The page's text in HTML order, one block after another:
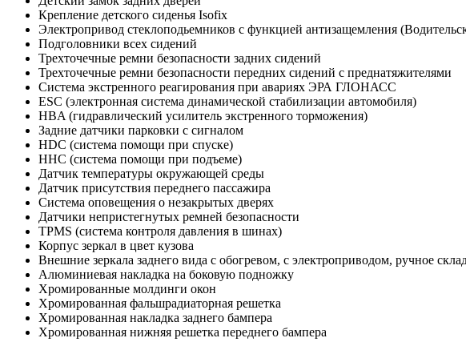
Крепление детского сиденья Isofix
Электропривод стеклоподьемников с функцией антизащемления
Подголовники всех сидений
Трехточечные ремни безопасности задних сидений
Трехточечные ремни безопасности передних сидений с преднатяжителями
Система экстренного реагирования при авариях ЭРА ГЛОНАСС
ESC (электронная система динамической стабилизации автомобиля)
HBA (гидравлический усилитель экстренного торможения)
Задние датчики парковки с сигналом
HDC (система помощи при спуске)
HHC (система помощи при подъеме)
Датчик температуры окружающей среды
Датчик присутствия переднего пассажира
Система оповещения о незакрытых дверях
Датчики непристегнутых ремней безопасности
TPMS (система контроля давления в шинах)
Корпус зеркал в цвет кузова
Внешние зеркала заднего вида с обогревом, с электроприводом, ручное
Алюминиевая накладка на боковую подножку
Хромированные молдинги окон
Хромированная фальшрадиаторная решетка
Хромированная накладка заднего бампера
Хромированная нижняя решетка переднего бампера